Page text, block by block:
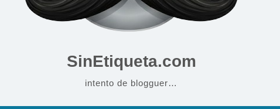
SinEtiqueta.com
intento de blogguer…